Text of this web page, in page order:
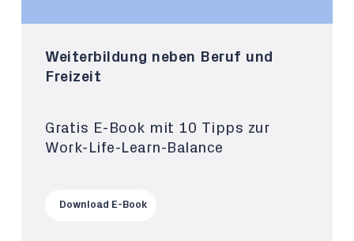
Weiterbildung neben Beruf und
Freizeit
Gratis E-Book mit 10 Tipps zur
Work-Life-Learn-Balance
Download E-Book